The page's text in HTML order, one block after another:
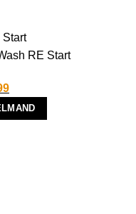
RE Start
Huidige
prijs
is: